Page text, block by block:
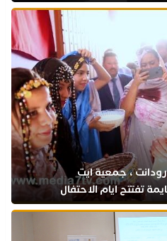
، جمعية ايت
تفتتح ايام الاحتفال